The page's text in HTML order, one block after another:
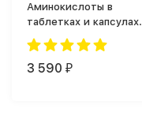
Аминокислоты в
таблетках и капсулах
PurePRO (Nutriversum)
Amino Tablet (350 таб.)
3 590 ₽